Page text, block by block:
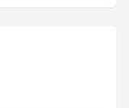
talebi oluşturun.
bir takvim